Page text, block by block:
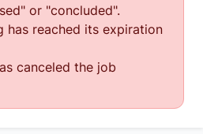
or "concluded".
has reached its expiration
canceled the job